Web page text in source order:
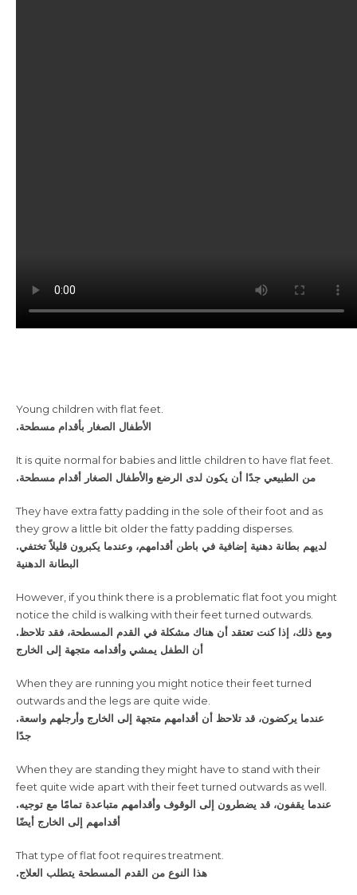
Young children with flat feet.
.الأطفال الصغار بأقدام مسطحة
It is quite normal for babies and little children to have flat feet.
.من الطبيعي جدًا أن يكون لدى الرضع والأطفال الصغار أقدام مسطحة
They have extra fatty padding in the sole of their foot and as
they grow a little bit older the fatty padding disperses.
.لديهم بطانة دهنية إضافية في باطن أقدامهم، وعندما يكبرون قليلاً تختفي
البطانة الدهنية
However, if you think there is a problematic flat foot you might
notice the child is walking with their feet turned outwards.
.ومع ذلك، إذا كنت تعتقد أن هناك مشكلة في القدم المسطحة، فقد تلاحظ
أن الطفل يمشي وأقدامه متجهة إلى الخارج
When they are running you might notice their feet turned
outwards and the legs are quite wide.
.عندما يركضون، قد تلاحظ أن أقدامهم متجهة إلى الخارج وأرجلهم واسعة
جدًا
When they are standing they might have to stand with their
feet quite wide apart with their feet turned outwards as well.
.عندما يقفون، قد يضطرون إلى الوقوف وأقدامهم متباعدة تمامًا مع توجيه
أقدامهم إلى الخارج أيضًا
That type of flat foot requires treatment.
.هذا النوع من القدم المسطحة يتطلب العلاج